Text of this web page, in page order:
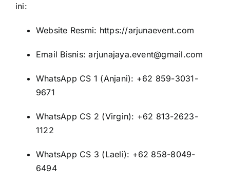
ini:
Website Resmi: https://arjunaevent.com
Email Bisnis: arjunajaya.event@gmail.com
WhatsApp CS 1 (Anjani): +62 859-3031-
9671
WhatsApp CS 2 (Virgin): +62 813-2623-
1122
WhatsApp CS 3 (Laeli): +62 858-8049-
6494